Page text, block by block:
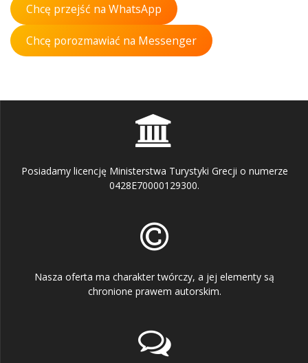
Chcę przejść na WhatsApp
Chcę porozmawiać na Messenger
Posiadamy licencję Ministerstwa Turystyki Grecji o numerze
0428E70000129300.
Nasza oferta ma charakter twórczy, a jej elementy są
chronione prawem autorskim.